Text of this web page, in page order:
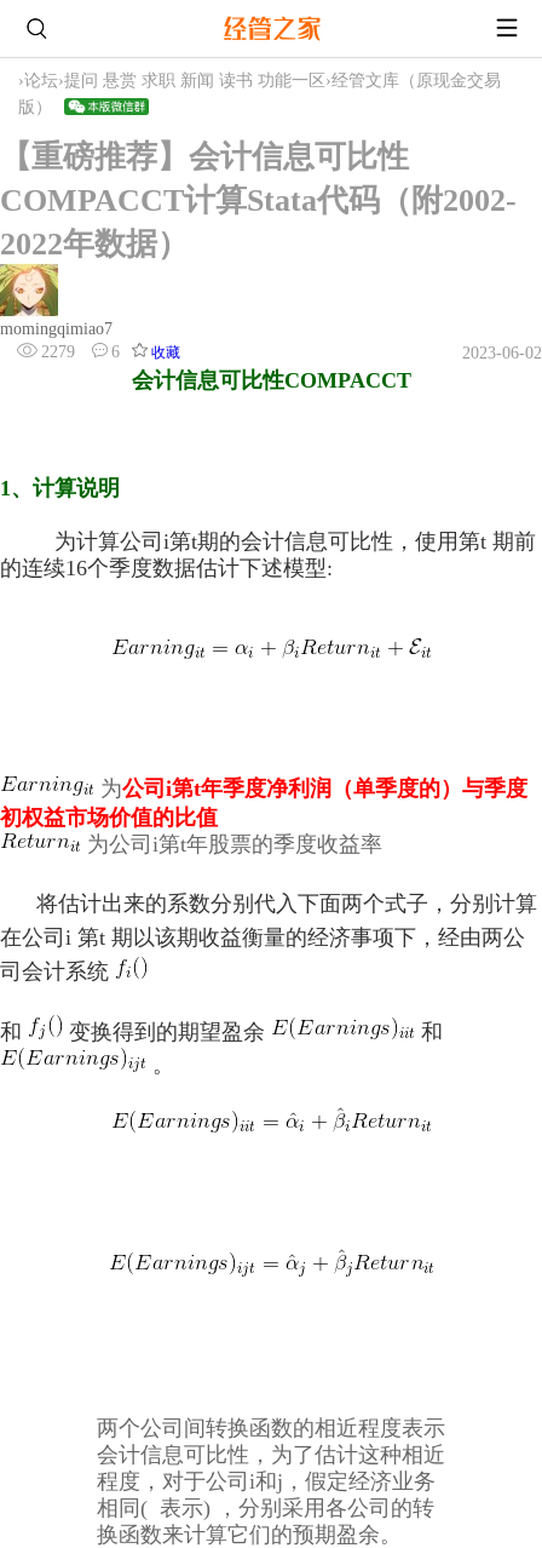
›论坛›提问 悬赏 求职 新闻 读书 功能一区 ›经管文库（原现金交易
版）
【重磅推荐】会计信息可比性
COMPACCT计算Stata代码（附2002-
2022年数据）
momingqimiao7
2279
6 收藏 2023-06-02
会计信息可比性COMPACCT
1、计算说明
为计算公司i第t期的会计信息可比性，使用第t 期前
的连续16个季度数据估计下述模型:
为公司i第t年季度净利润（单季度的）与季度
初权益市场价值的比值
为公司i第t年股票的季度收益率
将估计出来的系数分别代入下面两个式子，分别计算
在公司i 第t 期以该期收益衡量的经济事项下，经由两公
司会计系统
和 变换得到的期望盈余
和
。
两个公司间转换函数的相近程度表示
会计信息可比性，为了估计这种相近
程度，对于公司i和j，假定经济业务
相同( 表示) ，分别采用各公司的转
换函数来计算它们的预期盈余。